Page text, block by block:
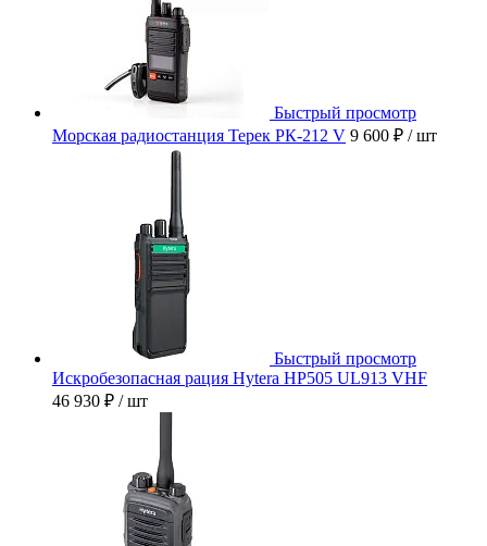
Быстрый просмотр
Морская радиостанция Терек РК-212 V 9 600 ₽ / шт
Быстрый просмотр
Искробезопасная рация Hytera HP505 UL913 VHF
46 930 ₽ / шт